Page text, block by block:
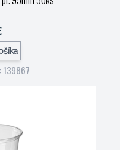
139867